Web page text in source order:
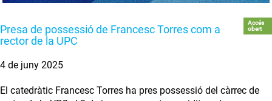
Presa de possessió de Francesc Torres com a
rector de la UPC
Accés
obert
4 de juny 2025
El catedràtic Francesc Torres ha pres possessió del càrrec de